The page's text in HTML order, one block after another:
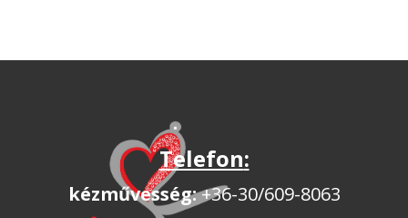
Telefon:
kézművesség:+36-30/609-8063